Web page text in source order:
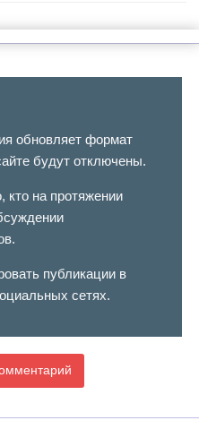
обновляет формат
будут отключены.
кто на протяжении
публикации в
сетях.